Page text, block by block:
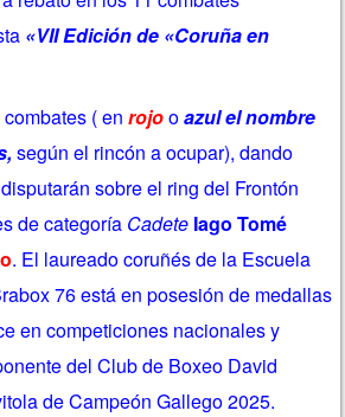
«VII Edición de «Coruña en
combates ( enrojooazul el nombre
según el rincón a ocupar), dando
sobre el ring del Frontón
de categoría Cadete Iago Tomé
. El laureado coruñés de la Escuela
76 está en posesión de medallas
en competiciones nacionales y
del Club de Boxeo David
de Campeón Gallego 2025.